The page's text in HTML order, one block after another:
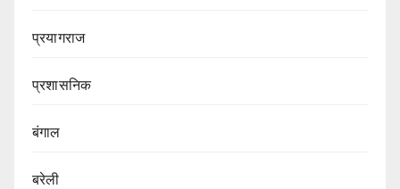
प्रयागराज
प्रशासनिक
बंगाल
बरेली